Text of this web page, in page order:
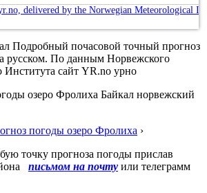
delivered by the Norwegian Meteorological
Подробный почасовой точный прогноз
русском. По данным Норвежского
Института сайт YR.no урно
озеро Фролиха Байкал норвежский
погоды озеро Фролиха ›
точку прогноза погоды прислав
письмом на почту или телеграмм